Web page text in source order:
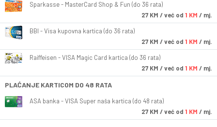
Sparkasse - MasterCard Shop & Fun (do 36 rata)
27 KM / već od 1 KM / mj.
BBI - Visa kupovna kartica (do 36 rata)
27 KM / već od 1 KM / mj.
Raiffeisen - VISA Magic Card kartica (do 36 rata)
27 KM / već od 1 KM / mj.
PLAĆANJE KARTICOM DO 48 RATA
ASA banka - VISA Super naša kartica (do 48 rata)
27 KM / već od 1 KM / mj.